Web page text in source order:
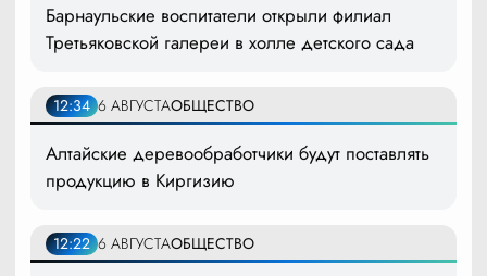
Барнаульские воспитатели открыли филиал
Третьяковской галереи в холле детского сада
12:34 6 АВГУСТАОБЩЕСТВО
Алтайские деревообработчики будут поставлять
продукцию в Киргизию
12:22 6 АВГУСТАОБЩЕСТВО